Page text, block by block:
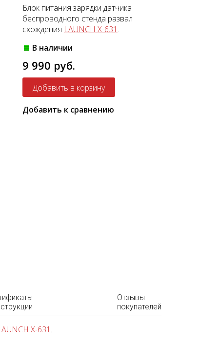
Блок питания зарядки датчика
беспроводного стенда развал
схождения LAUNCH X-631 .
В наличии
9 990 руб.
Добавить к сравнению
Отзывы
покупателей
X-631 .